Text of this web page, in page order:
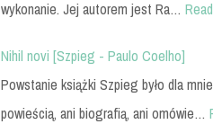
wykonanie. Jej autorem jest Ra…
Nihil novi [Szpieg - Paulo Coelho]
Powstanie książki Szpieg było dla
powieścią, ani biografią, ani omówie…